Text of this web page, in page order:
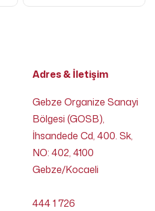
Adres & İletişim
Gebze Organize Sanayi
Bölgesi (GOSB),
İhsandede Cd, 400. Sk,
NO: 402, 4100
Gebze/Kocaeli
444 1 726